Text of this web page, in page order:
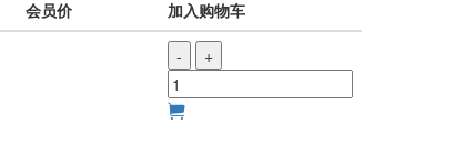
会员价
加入购物车
- +